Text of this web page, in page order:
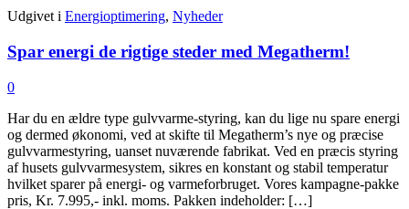
Udgivet i Energioptimering, Nyheder
Spar energi de rigtige steder med Megatherm!
0
Har du en ældre type gulvvarme-styring, kan du lige nu spare energi
og dermed økonomi, ved at skifte til Megatherm’s nye og præcise
gulvvarmestyring, uanset nuværende fabrikat. Ved en præcis styring
af husets gulvvarmesystem, sikres en konstant og stabil temperatur
hvilket sparer på energi- og varmeforbruget. Vores kampagne-pakke
pris, Kr. 7.995,- inkl. moms. Pakken indeholder: […]